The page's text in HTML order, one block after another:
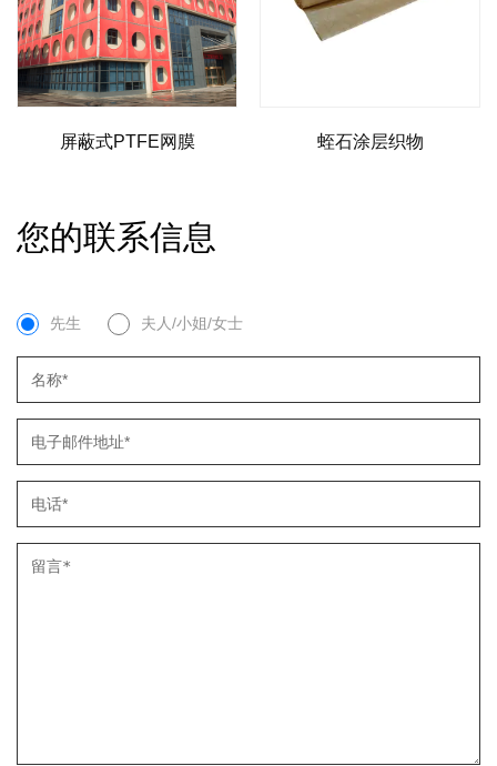
蛭石涂层织物 铂金结构膜材
您的联系信息
先生 夫人/小姐/女士